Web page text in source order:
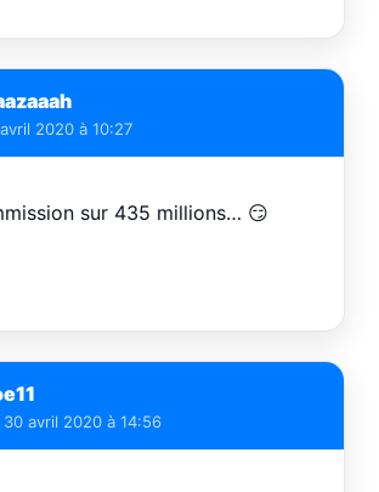
2020 à 10:27
sur 435 millions… 😏
30 avril 2020 à 14:56